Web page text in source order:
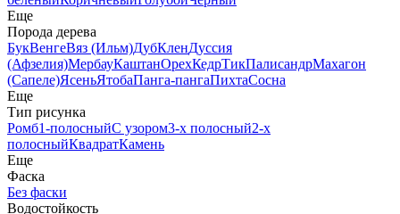
Еще
Порода дерева
БукВенгеВяз (Ильм)ДубКленДуссия
(Афзелия)МербауКаштанОрехКедрТикПалисандрМахагон
(Сапеле)ЯсеньЯтобаПанга-пангаПихтаСосна
Еще
Тип рисунка
Ромб1-полосныйС узором3-х полосный2-х
полосныйКвадратКамень
Еще
Фаска
Без фаски
Водостойкость